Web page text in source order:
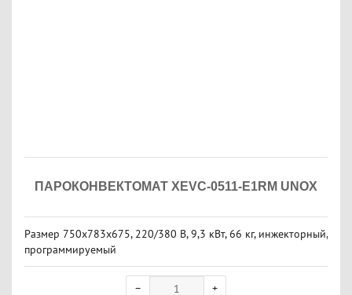
ПАРОКОНВЕКТОМАТ XEVC-0511-E1RM UNOX
Размер 750х783х675, 220/380 В, 9,3 кВт, 66 кг, инжекторный,
программируемый